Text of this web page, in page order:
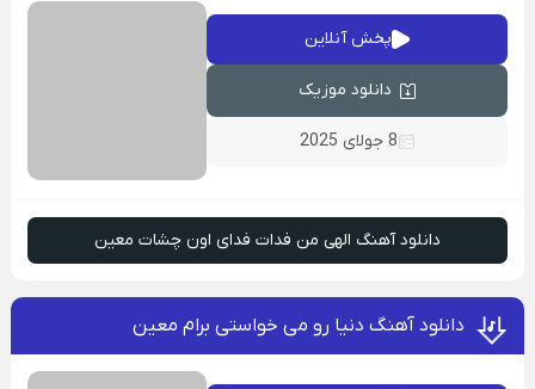
پخش آنلاین
دانلود موزیک
8 جولای 2025
دانلود آهنگ الهی من فدات فدای اون چشات معین
دانلود آهنگ دنیا رو می خواستی برام معین